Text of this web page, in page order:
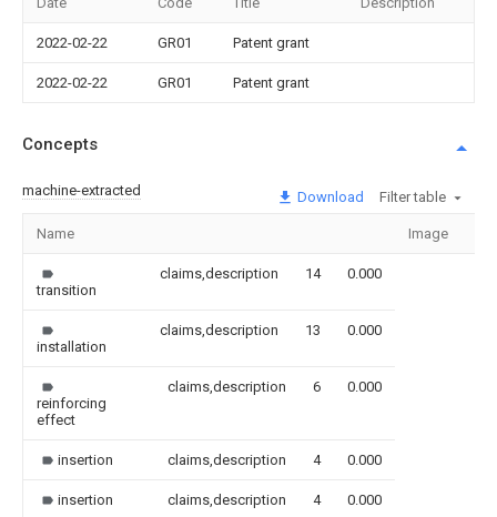
2022-02-22 GR01 Patent grant
2022-02-22 GR01 Patent grant
Concepts
machine-extracted Download Filter table
Name Image
transition
claims,description 14 0.000
installation
claims,description 13 0.000
reinforcing
effect
claims,description 6 0.000
insertion claims,description 4 0.000
insertion claims,description 4 0.000